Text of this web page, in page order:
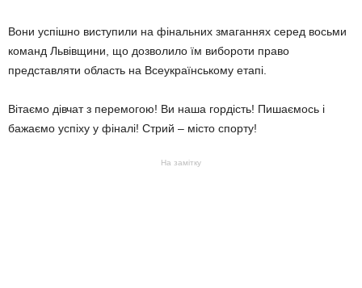
Вони успішно виступили на фінальних змаганнях серед восьми
команд Львівщини, що дозволило їм вибороти право
представляти область на Всеукраїнському етапі.
Вітаємо дівчат з перемогою! Ви наша гордість! Пишаємось і
бажаємо успіху у фіналі! Стрий – місто спорту!
На замітку